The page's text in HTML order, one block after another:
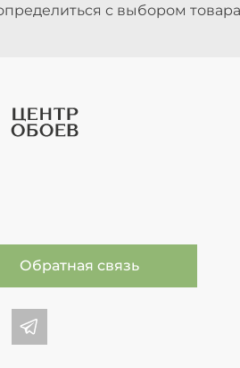
с выбором товара
Обратная связь
обоев во Вконтакте
Центр обоев в Телеграме